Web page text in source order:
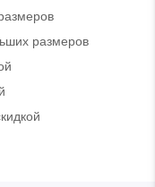
размеров